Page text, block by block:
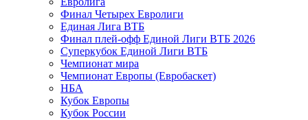
Финал Четырех Евролиги
Единая Лига ВТБ
Финал плей-офф Единой Лиги ВТБ 2026
Суперкубок Единой Лиги ВТБ
Чемпионат мира
Чемпионат Европы (Евробаскет)
НБА
Кубок Европы
Кубок России